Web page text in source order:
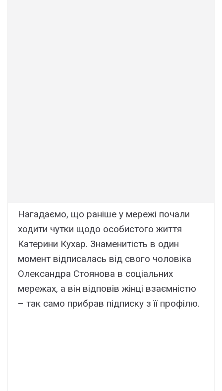
Нагадаємо, що раніше у мережі почали
ходити чутки щодо особистого життя
Катерини Кухар. Знаменитість в один
момент відписалась від свого чоловіка
Олександра Стоянова в соціальних
мережах, а він відповів жінці взаємністю
– так само прибрав підписку з її профілю.